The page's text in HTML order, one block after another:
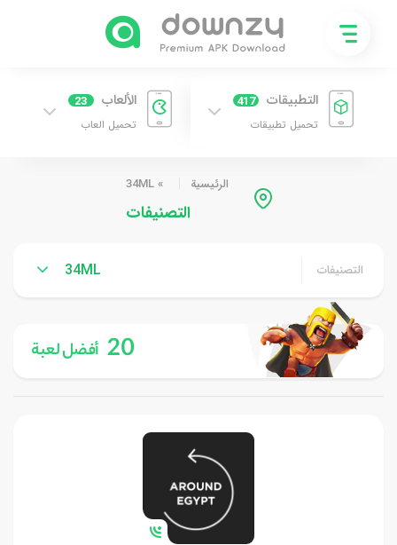
التطبيقات 417
تحميل تطبيقات
الألعاب 23
تحميل العاب
الرئيسية »
34ML
التصنيفات
التصنيفات 34ML
20 أفضل لعبة